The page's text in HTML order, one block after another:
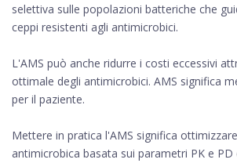
selettiva sulle popolazioni batteriche che
ceppi resistenti agli antimicrobici.
L'AMS può anche ridurre i costi eccessivi
ottimale degli antimicrobici. AMS significa
per il paziente.
Mettere in pratica l'AMS significa
antimicrobica basata sui parametri PK e PD